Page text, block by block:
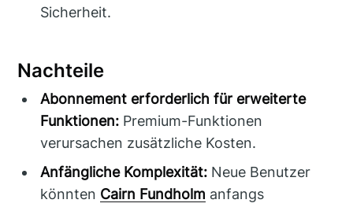
Sicherheit.
Nachteile
Abonnement erforderlich für erweiterte
Funktionen: Premium-Funktionen
verursachen zusätzliche Kosten.
Anfängliche Komplexität: Neue Benutzer
könnten Cairn Fundholm anfangs